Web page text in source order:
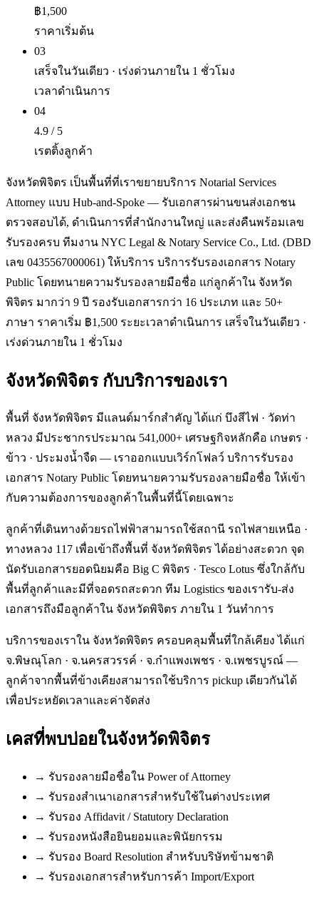
฿1,500
ราคาเริ่มต้น
03
เสร็จในวันเดียว · เร่งด่วนภายใน 1 ชั่วโมง
เวลาดำเนินการ
04
4.9 / 5
เรตติ้งลูกค้า
จังหวัดพิจิตร เป็นพื้นที่ที่เราขยายบริการ Notarial Services
Attorney แบบ Hub-and-Spoke — รับเอกสารผ่านขนส่งเอกชน
ตรวจสอบได้, ดำเนินการที่สำนักงานใหญ่ และส่งคืนพร้อมเลข
รับรองครบ ทีมงาน NYC Legal & Notary Service Co., Ltd. (DBD
เลข 0435567000061) ให้บริการ บริการรับรองเอกสาร Notary
Public โดยทนายความรับรองลายมือชื่อ แก่ลูกค้าใน จังหวัด
พิจิตร มากว่า 9 ปี รองรับเอกสารกว่า 16 ประเภท และ 50+
ภาษา ราคาเริ่ม ฿1,500 ระยะเวลาดำเนินการ เสร็จในวันเดียว ·
เร่งด่วนภายใน 1 ชั่วโมง
จังหวัดพิจิตรกับบริการของเรา
พื้นที่ จังหวัดพิจิตร มีแลนด์มาร์กสำคัญ ได้แก่ บึงสีไฟ · วัดท่า
หลวง มีประชากรประมาณ 541,000+ เศรษฐกิจหลักคือ เกษตร ·
ข้าว · ประมงน้ำจืด — เราออกแบบเวิร์กโฟลว์ บริการรับรอง
เอกสาร Notary Public โดยทนายความรับรองลายมือชื่อ ให้เข้า
กับความต้องการของลูกค้าในพื้นที่นี้โดยเฉพาะ
ลูกค้าที่เดินทางด้วยรถไฟฟ้าสามารถใช้สถานี รถไฟสายเหนือ ·
ทางหลวง 117 เพื่อเข้าถึงพื้นที่ จังหวัดพิจิตร ได้อย่างสะดวก จุด
นัดรับเอกสารยอดนิยมคือ Big C พิจิตร · Tesco Lotus ซึ่งใกล้กับ
พื้นที่ลูกค้าและมีที่จอดรถสะดวก ทีม Logistics ของเรารับ-ส่ง
เอกสารถึงมือลูกค้าใน จังหวัดพิจิตร ภายใน 1 วันทำการ
บริการของเราใน จังหวัดพิจิตร ครอบคลุมพื้นที่ใกล้เคียง ได้แก่
จ.พิษณุโลก · จ.นครสวรรค์ · จ.กำแพงเพชร · จ.เพชรบูรณ์ —
ลูกค้าจากพื้นที่ข้างเคียงสามารถใช้บริการ pickup เดียวกันได้
เพื่อประหยัดเวลาและค่าจัดส่ง
เคสที่พบบ่อยในจังหวัดพิจิตร
→ รับรองลายมือชื่อใน Power of Attorney
→ รับรองสำเนาเอกสารสำหรับใช้ในต่างประเทศ
→ รับรอง Affidavit / Statutory Declaration
→ รับรองหนังสือยินยอมและพินัยกรรม
→ รับรอง Board Resolution สำหรับบริษัทข้ามชาติ
→ รับรองเอกสารสำหรับการค้า Import/Export